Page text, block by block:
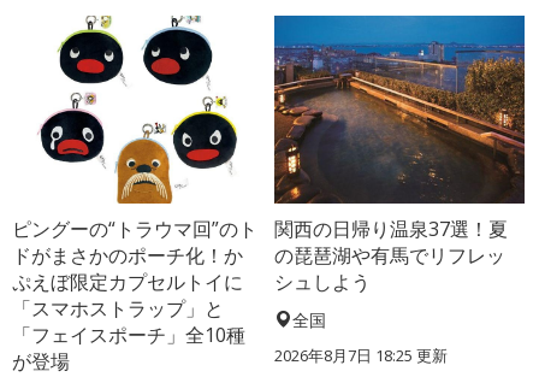
ピングーの“トラウマ回”のト
ドがまさかのポーチ化！か
ぷえぼ限定カプセルトイに
「スマホストラップ」と
「フェイスポーチ」全10種
が登場
関西の日帰り温泉37選！夏
の琵琶湖や有馬でリフレッ
シュしよう
全国
2026年8月7日 18:25 更新